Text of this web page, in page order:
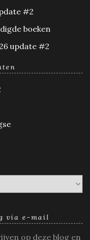
#2
boeken
update #2
via e-mail
op deze blog en